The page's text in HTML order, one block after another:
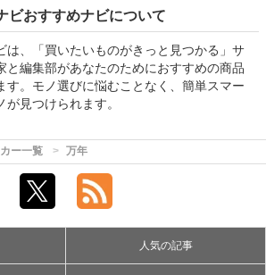
ビおすすめナビについて
は、「買いたいものがきっと見つかる」サ
と編集部があなたのためにおすすめの商品
す。モノ選びに悩むことなく、簡単スマー
が見つけられます。
ー一覧 万年
人気の記事